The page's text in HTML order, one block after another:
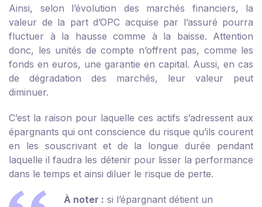
Ainsi, selon l’évolution des marchés financiers, la
valeur de la part d’OPC acquise par l’assuré pourra
fluctuer à la hausse comme à la baisse. Attention
donc, les unités de compte n’offrent pas, comme les
fonds en euros, une garantie en capital. Aussi, en cas
de dégradation des marchés, leur valeur peut
diminuer.
C’est la raison pour laquelle ces actifs s’adressent aux
épargnants qui ont conscience du risque qu’ils courent
en les souscrivant et de la longue durée pendant
laquelle il faudra les détenir pour lisser la performance
dans le temps et ainsi diluer le risque de perte.
À noter : si l’épargnant détient un